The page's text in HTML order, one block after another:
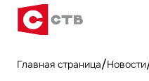
Главная страница Новости